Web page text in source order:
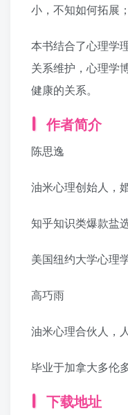
小，不知如何拓展
本书结合了心理学
关系维护，心理学
健康的关系。
作者简介
陈思逸
油米心理创始人，
知乎知识类爆款盐
美国纽约大学心理
高巧雨
油米心理合伙人，
毕业于加拿大多伦
下载地址